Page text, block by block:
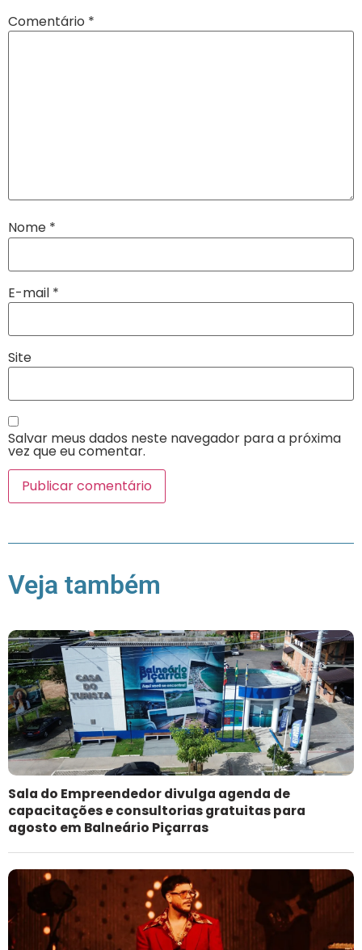
Comentário *
Nome *
E-mail *
Site
Salvar meus dados neste navegador para a próxima
vez que eu comentar.
Veja também
Sala do Empreendedor divulga agenda de
capacitações e consultorias gratuitas para
agosto em Balneário Piçarras